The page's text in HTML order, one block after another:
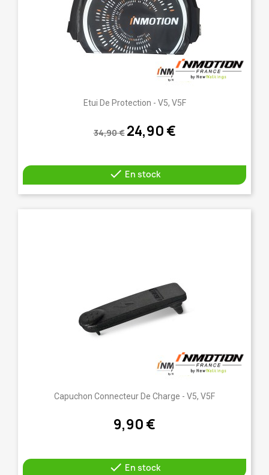
Etui De Protection - V5, V5F
34,90 € 24,90 €
 En stock
Capuchon Connecteur De Charge - V5, V5F
9,90 €
 En stock